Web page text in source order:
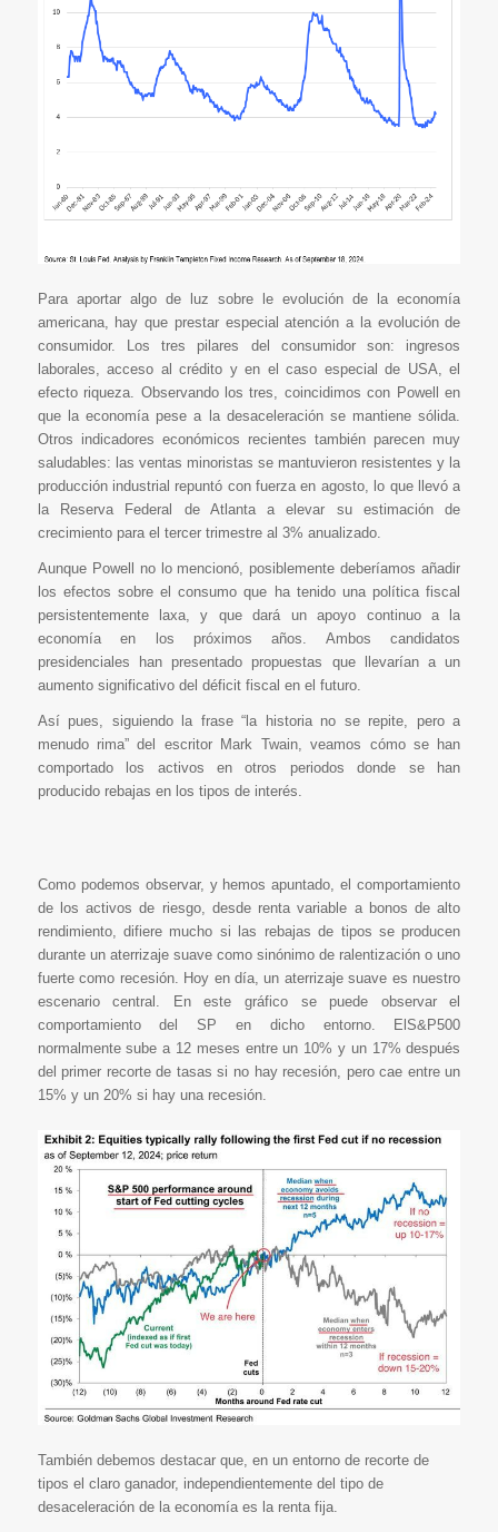
Para aportar algo de luz sobre le evolución de la economía
americana, hay que prestar especial atención a la evolución de
consumidor. Los tres pilares del consumidor son: ingresos
laborales, acceso al crédito y en el caso especial de USA, el
efecto riqueza. Observando los tres, coincidimos con Powell en
que la economía pese a la desaceleración se mantiene sólida.
Otros indicadores económicos recientes también parecen muy
saludables: las ventas minoristas se mantuvieron resistentes y la
producción industrial repuntó con fuerza en agosto, lo que llevó a
la Reserva Federal de Atlanta a elevar su estimación de
crecimiento para el tercer trimestre al 3% anualizado.
Aunque Powell no lo mencionó, posiblemente deberíamos añadir
los efectos sobre el consumo que ha tenido una política fiscal
persistentemente laxa, y que dará un apoyo continuo a la
economía en los próximos años. Ambos candidatos
presidenciales han presentado propuestas que llevarían a un
aumento significativo del déficit fiscal en el futuro.
Así pues, siguiendo la frase “la historia no se repite, pero a
menudo rima” del escritor Mark Twain, veamos cómo se han
comportado los activos en otros periodos donde se han
producido rebajas en los tipos de interés.
Como podemos observar, y hemos apuntado, el comportamiento
de los activos de riesgo, desde renta variable a bonos de alto
rendimiento, difiere mucho si las rebajas de tipos se producen
durante un aterrizaje suave como sinónimo de ralentización o uno
fuerte como recesión. Hoy en día, un aterrizaje suave es nuestro
escenario central. En este gráfico se puede observar el
comportamiento del SP en dicho entorno. ElS&P500
normalmente sube a 12 meses entre un 10% y un 17% después
del primer recorte de tasas si no hay recesión, pero cae entre un
15% y un 20% si hay una recesión.
También debemos destacar que, en un entorno de recorte de
tipos el claro ganador, independientemente del tipo de
desaceleración de la economía es la renta fija.